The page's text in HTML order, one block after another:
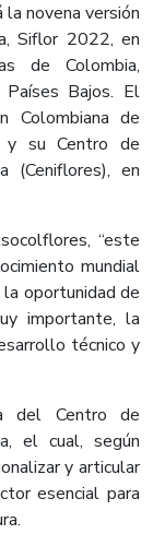
novena versión
Siflor 2022, en
de Colombia,
Bajos. El
Colombiana de
y su Centro de
(Ceniflores), en
“este
mundial
oportunidad de
importante, la
técnico y
del Centro de
el cual, según
y articular
esencial para